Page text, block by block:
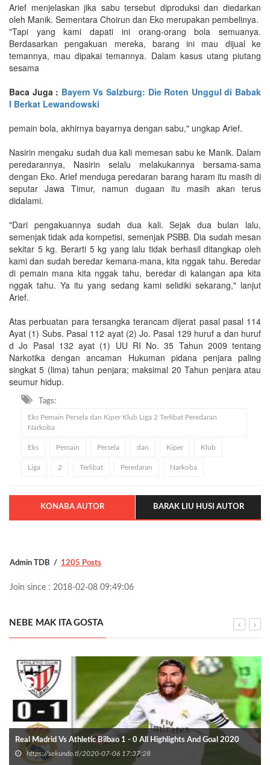
Arief menjelaskan jika sabu tersebut diproduksi dan diedarkan
oleh Manik. Sementara Choirun dan Eko merupakan pembelinya.
"Tapi yang kami dapati ini orang-orang bola semuanya.
Berdasarkan pengakuan mereka, barang ini mau dijual ke
temannya, mau dipakai temannya. Dalam kasus utang piutang
sesama
Baca Juga : Bayern Vs Salzburg: Die Roten Unggul di Babak
I Berkat Lewandowski
pemain bola, akhirnya bayarnya dengan sabu," ungkap Arief.
Nasirin mengaku sudah dua kali memesan sabu ke Manik. Dalam
peredarannya, Nasirin selalu melakukannya bersama-sama
dengan Eko. Arief menduga peredaran barang haram itu masih di
seputar Jawa Timur, namun dugaan itu masih akan terus
didalami.
"Dari pengakuannya sudah dua kali. Sejak dua bulan lalu,
semenjak tidak ada kompetisi, semenjak PSBB. Dia sudah mesan
sekitar 5 kg. Berarti 5 kg yang lalu tidak berhasil ditangkap oleh
kami dan sudah beredar kemana-mana, kita nggak tahu. Beredar
di pemain mana kita nggak tahu, beredar di kalangan apa kita
nggak tahu. Ya itu yang sedang kami selidiki sekarang," lanjut
Arief.
Atas perbuatan para tersangka terancam dijerat pasal pasal 114
Ayat (1) Subs. Pasal 112 ayat (2) Jo. Pasal 129 huruf a dan huruf
d Jo Pasal 132 ayat (1) UU RI No. 35 Tahun 2009 tentang
Narkotika dengan ancaman Hukuman pidana penjara paling
singkat 5 (lima) tahun penjara; maksimal 20 Tahun penjara atau
seumur hidup.
Tags:
Eks Pemain Persela dan Kiper Klub Liga 2 Terlibat Peredaran
Narkoba
Eks Pemain Persela dan Kiper Klub
Liga 2 Terlibat Peredaran Narkoba
KONABA AUTOR BARAK LIU HUSI AUTOR
Admin TDB 1205 Posts
Join since : 2018-02-08 09:49:06
NEBE MAK ITA GOSTA
Real Madrid Vs Athletic Bilbao 1 - 0 All Highlights And Goal 2020
https://sekundo.tl/2020-07-06 17:37:28